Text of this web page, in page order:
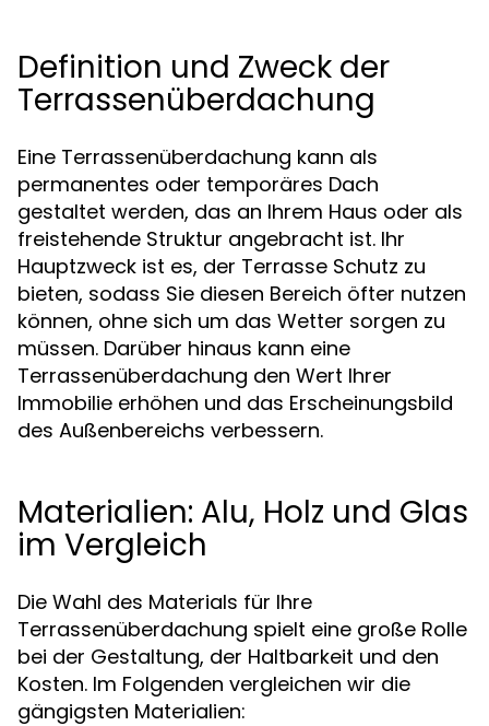
Definition und Zweck der
Terrassenüberdachung
Eine Terrassenüberdachung kann als
permanentes oder temporäres Dach
gestaltet werden, das an Ihrem Haus oder als
freistehende Struktur angebracht ist. Ihr
Hauptzweck ist es, der Terrasse Schutz zu
bieten, sodass Sie diesen Bereich öfter nutzen
können, ohne sich um das Wetter sorgen zu
müssen. Darüber hinaus kann eine
Terrassenüberdachung den Wert Ihrer
Immobilie erhöhen und das Erscheinungsbild
des Außenbereichs verbessern.
Materialien: Alu, Holz und Glas
im Vergleich
Die Wahl des Materials für Ihre
Terrassenüberdachung spielt eine große Rolle
bei der Gestaltung, der Haltbarkeit und den
Kosten. Im Folgenden vergleichen wir die
gängigsten Materialien: